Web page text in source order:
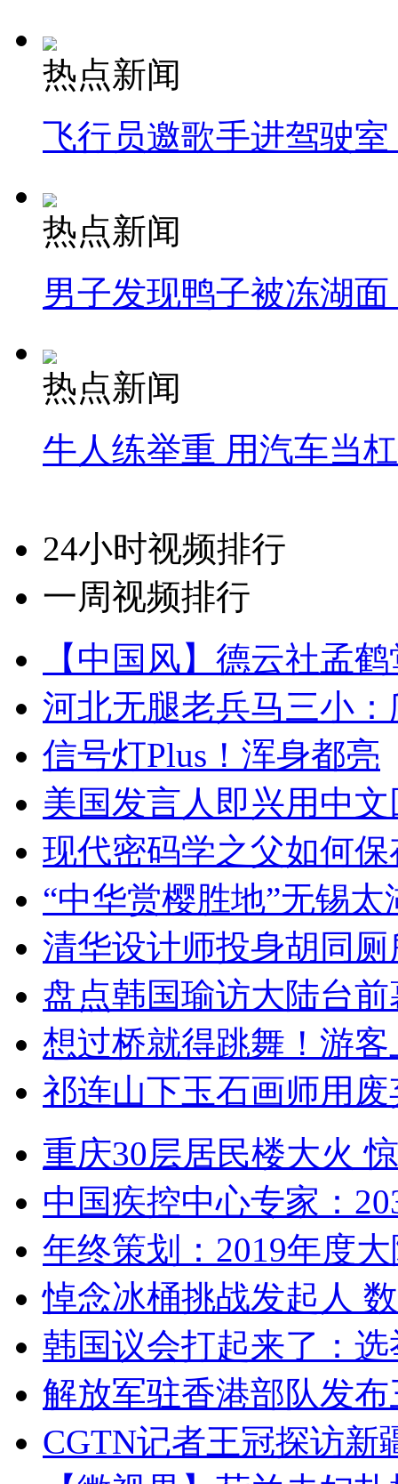
热点新闻
飞行员邀歌手进驾驶
热点新闻
男子发现鸭子被冻湖
热点新闻
牛人练举重 用汽车当
24小时视频排行
一周视频排行
【中国风】德云社孟
河北无腿老兵马三小
信号灯Plus！浑身都亮
美国发言人即兴用中
现代密码学之父如何
“中华赏樱胜地”无锡
清华设计师投身胡同
盘点韩国瑜访大陆台
想过桥就得跳舞！游客
祁连山下玉石画师用
重庆30层居民楼大火
中国疾控中心专家：
年终策划：2019年度
悼念冰桶挑战发起人
韩国议会打起来了：
解放军驻香港部队发
CGTN记者王冠探访新